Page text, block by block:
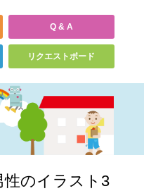
Q & A
リクエストボード
性のイラスト3